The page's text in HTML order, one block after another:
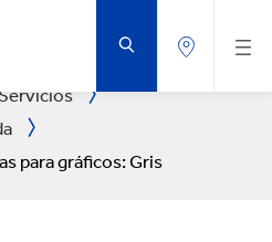
para gráficos: Gris